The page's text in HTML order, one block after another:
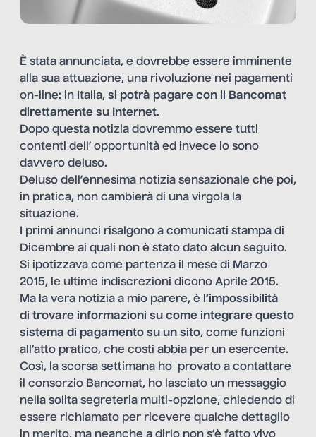
È stata annunciata, e dovrebbe essere imminente
alla sua attuazione, una rivoluzione nei pagamenti
on-line: in Italia, si potrà pagare con il Bancomat
direttamente su Internet.
Dopo questa notizia dovremmo essere tutti
contenti dell’ opportunità ed invece io sono
davvero deluso.
Deluso dell’ennesima notizia sensazionale che poi,
in pratica, non cambierà di una virgola la
situazione.
I primi annunci risalgono a comunicati stampa di
Dicembre ai quali non è stato dato alcun seguito.
Si ipotizzava come partenza il mese di Marzo
2015, le ultime indiscrezioni dicono Aprile 2015.
Ma la vera notizia a mio parere, è l’impossibilità
di trovare informazioni su come integrare questo
sistema di pagamento su un sito, come funzioni
all’atto pratico, che costi abbia per un esercente.
Così, la scorsa settimana ho provato a contattare
il consorzio Bancomat, ho lasciato un messaggio
nella solita segreteria multi-opzione, chiedendo di
essere richiamato per ricevere qualche dettaglio